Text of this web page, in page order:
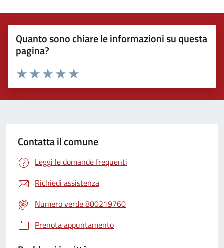
Quanto sono chiare le informazioni su questa
pagina?
Valuta 5 stelle su 5
Valuta 4 stelle su 5
Valuta 3 stelle su 5
Valuta 2 stelle su 5
Valuta 1 stelle su 5
Contatta il comune
Leggi le domande frequenti
Richiedi assistenza
Numero verde 800219760
Prenota appuntamento